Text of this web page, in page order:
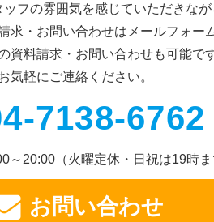
フの雰囲気を感じていただきなが
求・お問い合わせは メールフォー
資料請求・ お問い合わせも可能で
気軽にご連絡ください。
7138-6762
～20:00 （火曜定休・日祝は19時ま
お問い合わせ